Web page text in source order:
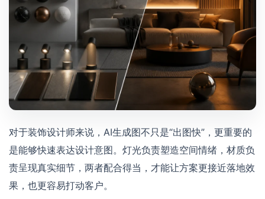
对于装饰设计师来说，AI生成图不只是“出图快”，更重要的
是能够快速表达设计意图。灯光负责塑造空间情绪，材质负
责呈现真实细节，两者配合得当，才能让方案更接近落地效
果，也更容易打动客户。